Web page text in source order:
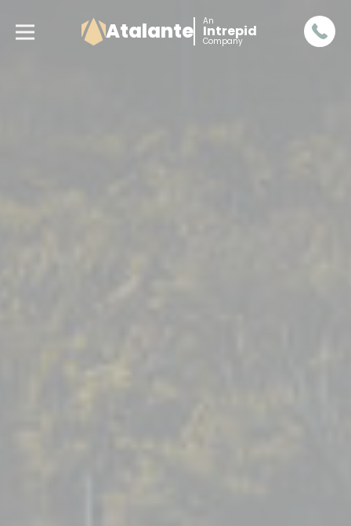
Atalante An
Intrepid
Company